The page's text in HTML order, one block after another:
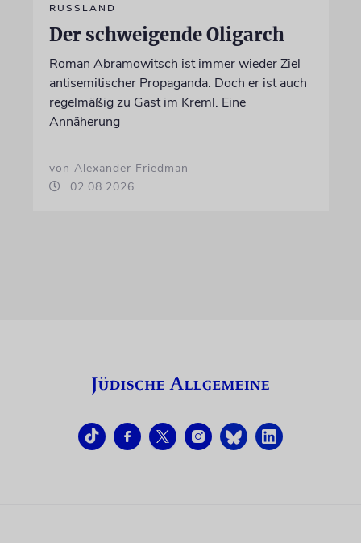
RUSSLAND
Der schweigende Oligarch
Roman Abramowitsch ist immer wieder Ziel
antisemitischer Propaganda. Doch er ist auch
regelmäßig zu Gast im Kreml. Eine
Annäherung
von Alexander Friedman
02.08.2026